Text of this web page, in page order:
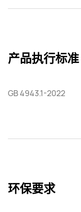
产品执行标准
GB 4943.1-2022
环保要求